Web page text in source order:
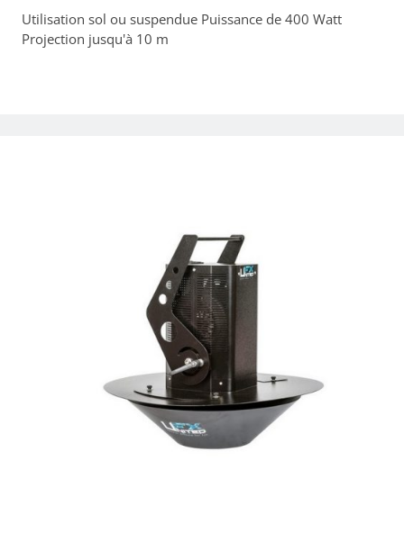
Utilisation sol ou suspendue Puissance de 400 Watt
Projection jusqu'à 10 m